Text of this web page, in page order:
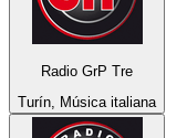
Radio GrP Tre
Turín, Música italiana